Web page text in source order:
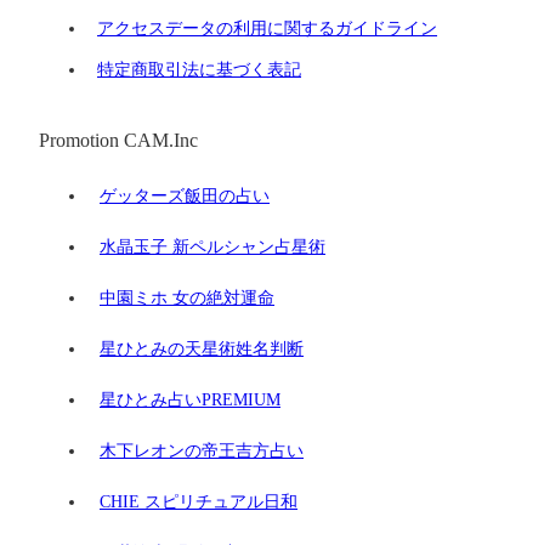
アクセスデータの利用に関するガイドライン
特定商取引法に基づく表記
Promotion CAM.Inc
ゲッターズ飯田の占い
水晶玉子 新ペルシャン占星術
中園ミホ 女の絶対運命
星ひとみの天星術姓名判断
星ひとみ占いPREMIUM
木下レオンの帝王吉方占い
CHIE スピリチュアル日和